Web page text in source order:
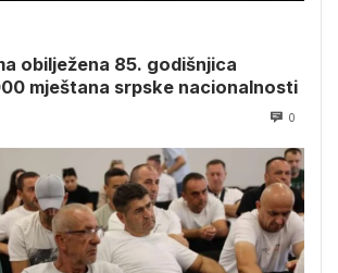
obilježena 85. godišnjica
mještana srpske nacionalnosti
0